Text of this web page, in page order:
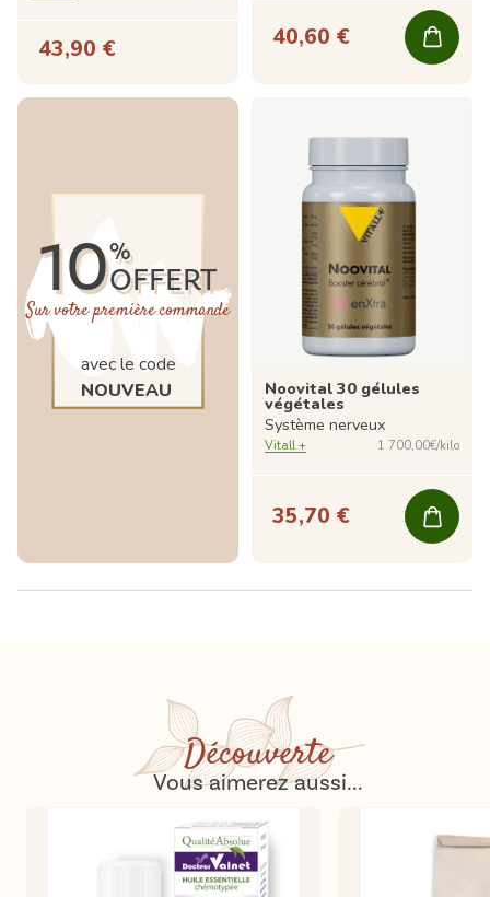
43,90 € 40,60 €
10%
OFFERT
Sur votre première commande
avec le code
NOUVEAU
Noovital 30 gélules
végétales
Système nerveux
Vitall + 1 700,00€/kilo
35,70 €
Découverte
Vous aimerez aussi...